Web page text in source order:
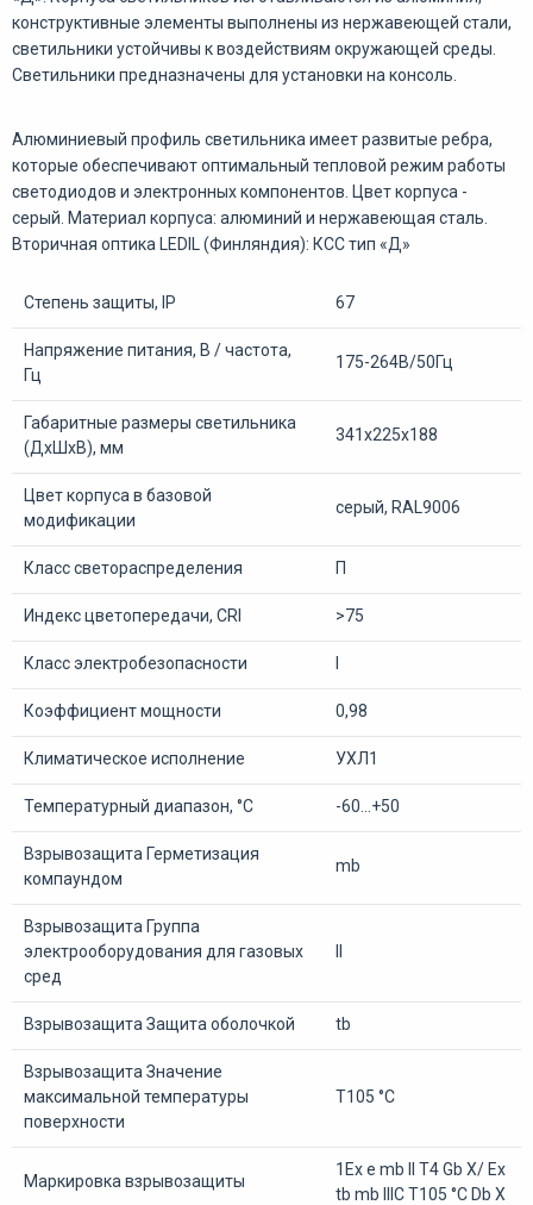
конструктивные элементы выполнены из нержавеющей стали,
светильники устойчивы к воздействиям окружающей среды.
Светильники предназначены для установки на консоль.
Алюминиевый профиль светильника имеет развитые ребра,
которые обеспечивают оптимальный тепловой режим работы
светодиодов и электронных компонентов. Цвет корпуса -
серый. Материал корпуса: алюминий и нержавеющая сталь.
Вторичная оптика LEDIL (Финляндия): КСС тип «Д»
Степень защиты, IP 67
Напряжение питания, В / частота,
Гц
175-264В/50Гц
Габаритные размеры светильника
(ДxШxВ), мм
341x225x188
Цвет корпуса в базовой
модификации
серый, RAL9006
Класс светораспределения П
Индекс цветопередачи, CRI >75
Класс электробезопасности
Коэффициент мощности 0,98
Климатическое исполнение УХЛ1
Температурный диапазон, °С -60...+50
Взрывозащита Герметизация
компаундом
mb
Взрывозащита Группа
электрооборудования для газовых
сред
Взрывозащита Защита оболочкой tb
Взрывозащита Значение
максимальной температуры
поверхности
T105 °C
Маркировка взрывозащиты
1Ex e mb II T4 Gb X/ Ex
tb mb IIIC T105 °C Db X